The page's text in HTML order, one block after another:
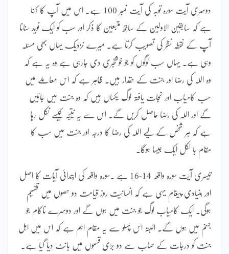
دوسری آیت سورہ توبہ کی آیت نمبر 100 ہے۔ اس میں آپ کا کہنا
ہے کہ سابقین الاولین کے ساتھ متبعین کا ذکر اور سب کو ایک نوید سنانا
آپ کے نقطہ نظر کی تصویب کرتا ہے۔ میرے نزدیک یہاں بھی مسئلہ
وہی ہے۔ یہاں سب لوگوں کو جو خوشخبری دی جارہی ہے وہ یہ ہے کہ
وہ اللہ کی رضا اور جنت کے حقدار ہیں۔ ظاہر ہے کہ اس معاملے میں
سب کامیاب اور نجات یافتہ لوگ یکساں ہیں کہ وہ جنت میں جائیں
گے اور اللہ کی رضا حاصل کریں گے۔ اس سے یہ نتیجہ کیسے نکل رہا
ہے کہ ہر شخص کے لیے اللہ کی رضا کا درجہ اور جنت میں سب کا
مقام با لکل ایک جیسا ہوگا۔
تیسری آیت سورہ واقعہ 14-16 ہے ۔سورہ واقعہ کی ابتدائی آیات کا اصل
اور بنیادی پیغام یہی ہے کہ انسانیت روز قیامت دو حصوں میں تقسیم
ہوگی۔ ایک کامیاب لوگ جو جنت میں ہوں گے اور دوسرے ناکام جو
جہنم میں ہوں گے۔ البتہ اس پہلو سے یہ مقام اہم ہے کہ اس میں اہل
جنت کو درجات کے حساب سے دو بڑی قسموں میں بانٹ دیا گیا ہے۔